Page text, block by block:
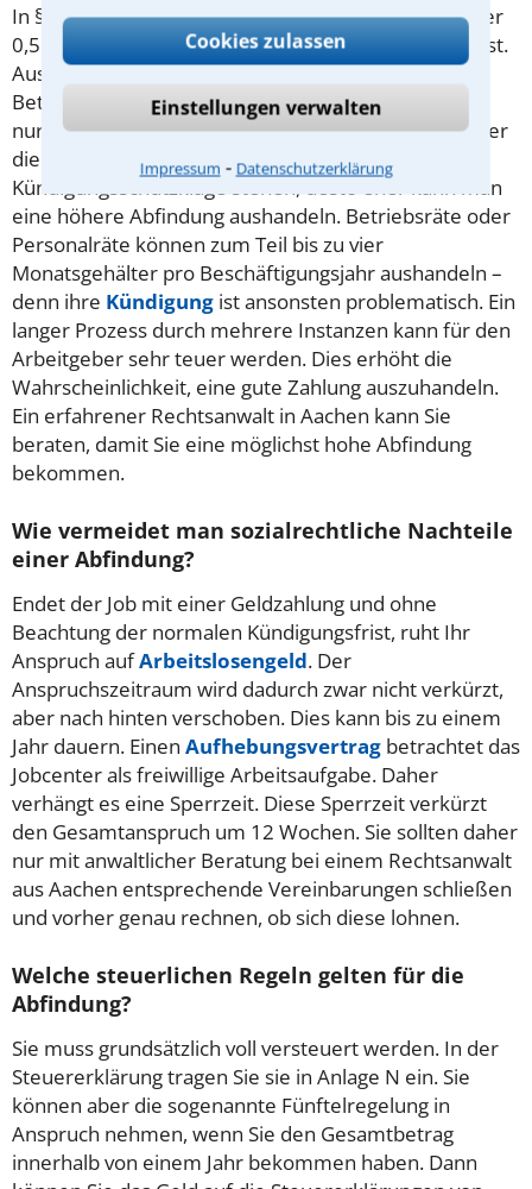
Cookies zulassen
Einstellungen verwalten
Impressum ⁃ Datenschutzerklärung
In § 1a Kündigungsschutzgesetz legt der Gesetzgeber
0,5 Monatsverdienste pro Jahr der Beschäftigung fest.
Ausgehandelt werden können jedoch auch andere
Beträge. Die 0,5 Monatsverdienste sieht das Gesetz
nur bei betriebsbedingten Kündigungen vor. Je besser
die Chancen auf eine erfolgreiche
Kündigungsschutzklage stehen, desto eher kann man
eine höhere Abfindung aushandeln. Betriebsräte oder
Personalräte können zum Teil bis zu vier
Monatsgehälter pro Beschäftigungsjahr aushandeln –
denn ihre Kündigung ist ansonsten problematisch. Ein
langer Prozess durch mehrere Instanzen kann für den
Arbeitgeber sehr teuer werden. Dies erhöht die
Wahrscheinlichkeit, eine gute Zahlung auszuhandeln.
Ein erfahrener Rechtsanwalt in Aachen kann Sie
beraten, damit Sie eine möglichst hohe Abfindung
bekommen.
Wie vermeidet man sozialrechtliche Nachteile
einer Abfindung?
Endet der Job mit einer Geldzahlung und ohne
Beachtung der normalen Kündigungsfrist, ruht Ihr
Anspruch aufArbeitslosengeld. Der
Anspruchszeitraum wird dadurch zwar nicht verkürzt,
aber nach hinten verschoben. Dies kann bis zu einem
Jahr dauern. Einen Aufhebungsvertrag betrachtet das
Jobcenter als freiwillige Arbeitsaufgabe. Daher
verhängt es eine Sperrzeit. Diese Sperrzeit verkürzt
den Gesamtanspruch um 12 Wochen. Sie sollten daher
nur mit anwaltlicher Beratung bei einem Rechtsanwalt
aus Aachen entsprechende Vereinbarungen schließen
und vorher genau rechnen, ob sich diese lohnen.
Welche steuerlichen Regeln gelten für die
Abfindung?
Sie muss grundsätzlich voll versteuert werden. In der
Steuererklärung tragen Sie sie in Anlage N ein. Sie
können aber die sogenannte Fünftelregelung in
Anspruch nehmen, wenn Sie den Gesamtbetrag
innerhalb von einem Jahr bekommen haben. Dann